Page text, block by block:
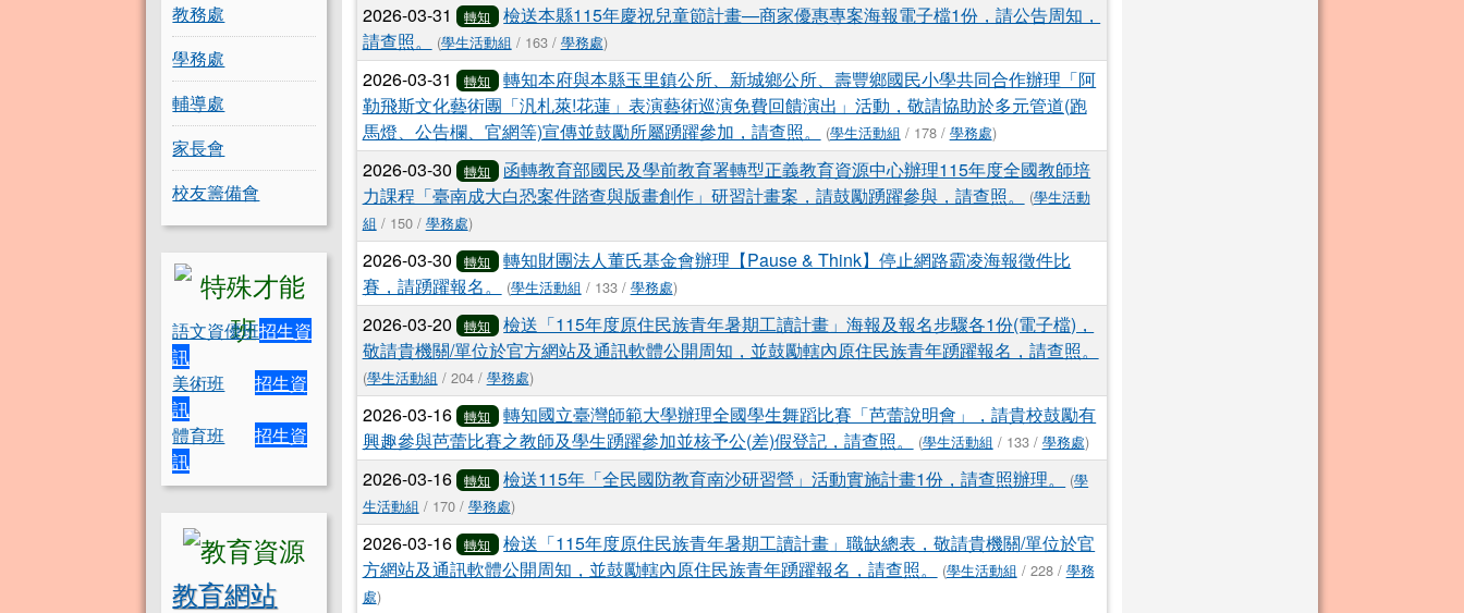
教務處
學務處
輔導處
家長會
校友籌備會
語文資優班招生資
訊
美術班
招生資
訊
體育班
招生資
訊
教育網站
2026-03-31 轉知
檢送本縣115年慶祝兒童節計畫—商家優惠專案海報電子檔1份，請公告周知，
請查照。
(學生活動組 / 163 / 學務處)
2026-03-31 轉知
轉知本府與本縣玉里鎮公所、新城鄉公所、壽豐鄉國民小學共同合作辦理「阿
勒飛斯文化藝術團「汎札萊!花蓮」表演藝術巡演免費回饋演出」活動，敬請協助於多元管道(跑
馬燈、公告欄、官網等)宣傳並鼓勵所屬踴躍參加，請查照。
(學生活動組 / 178 / 學務處)
2026-03-30 轉知
函轉教育部國民及學前教育署轉型正義教育資源中心辦理115年度全國教師培
力課程「臺南成大白恐案件踏查與版畫創作」研習計畫案，請鼓勵踴躍參與，請查照。
(學生活動
組 / 150 / 學務處)
2026-03-30 轉知
轉知財團法人董氏基金會辦理【Pause & Think】停止網路霸凌海報徵件比
賽，請踴躍報名。
(學生活動組 / 133 / 學務處)
2026-03-20 轉知
檢送「115年度原住民族青年暑期工讀計畫」海報及報名步驟各1份(電子檔)，
敬請貴機關/單位於官方網站及通訊軟體公開周知，並鼓勵轄內原住民族青年踴躍報名，請查照。
(學生活動組 / 204 / 學務處)
2026-03-16 轉知
轉知國立臺灣師範大學辦理全國學生舞蹈比賽「芭蕾說明會」，請貴校鼓勵有
興趣參與芭蕾比賽之教師及學生踴躍參加並核予公(差)假登記，請查照。
(學生活動組 / 133 / 學務處)
2026-03-16 轉知 檢送115年「全民國防教育南沙研習營」活動實施計畫1份，請查照辦理。 (學
生活動組 / 170 / 學務處)
2026-03-16 轉知
檢送「115年度原住民族青年暑期工讀計畫」職缺總表，敬請貴機關/單位於官
方網站及通訊軟體公開周知，並鼓勵轄內原住民族青年踴躍報名，請查照。
(學生活動組 / 228 / 學務
處)